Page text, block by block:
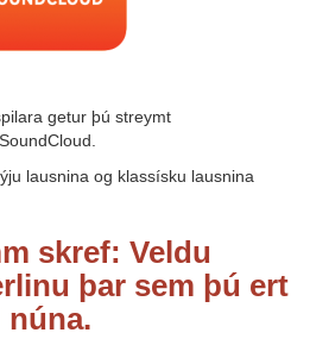
getur þú streymt
lausnina og klassísku lausnina
skref: Veldu
þar sem þú ert